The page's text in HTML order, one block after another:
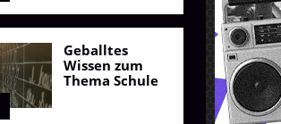
Geballtes
Wissen zum
Thema Schule